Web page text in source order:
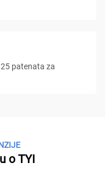
patenata za
o TYI